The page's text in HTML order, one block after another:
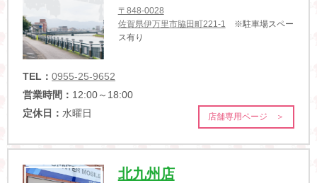
〒848-0028
佐賀県伊万里市脇田町221-1
※駐車場スペー
ス有り
TEL： 0955-25-9652
営業時間： 12:00～18:00
定休日： 水曜日 店舗専用ページ ＞
北九州店